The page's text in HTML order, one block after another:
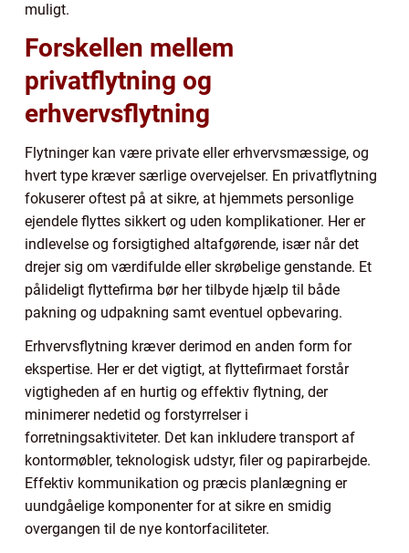
muligt.
Forskellen mellem
privatflytning og
erhvervsflytning
Flytninger kan være private eller erhvervsmæssige, og
hvert type kræver særlige overvejelser. En privatflytning
fokuserer oftest på at sikre, at hjemmets personlige
ejendele flyttes sikkert og uden komplikationer. Her er
indlevelse og forsigtighed altafgørende, især når det
drejer sig om værdifulde eller skrøbelige genstande. Et
pålideligt flyttefirma bør her tilbyde hjælp til både
pakning og udpakning samt eventuel opbevaring.
Erhvervsflytning kræver derimod en anden form for
ekspertise. Her er det vigtigt, at flyttefirmaet forstår
vigtigheden af en hurtig og effektiv flytning, der
minimerer nedetid og forstyrrelser i
forretningsaktiviteter. Det kan inkludere transport af
kontormøbler, teknologisk udstyr, filer og papirarbejde.
Effektiv kommunikation og præcis planlægning er
uundgåelige komponenter for at sikre en smidig
overgangen til de nye kontorfaciliteter.